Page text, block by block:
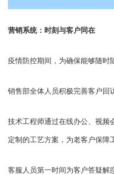
营销系统：时刻与客户同在
疫情防控期间，为确保能够随时
销售部全体人员积极完善客户回
技术工程师通过在线办公、视频
定制的工艺方案，为老客户保障
客服人员第一时间为客户答疑解